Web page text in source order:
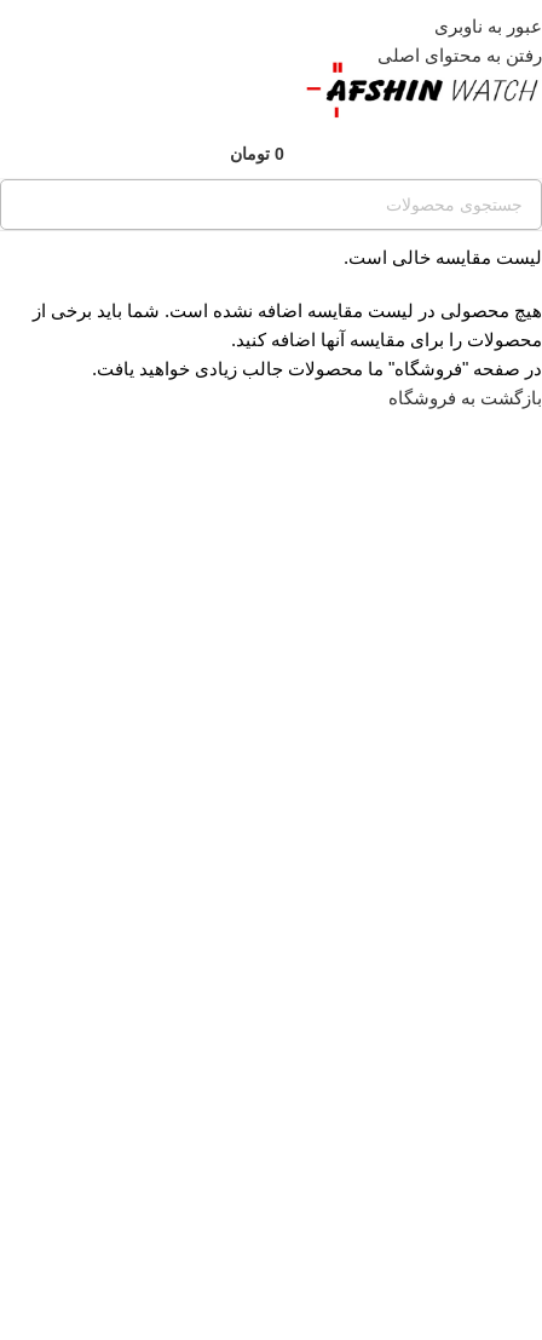
عبور به ناوبری
رفتن به محتوای اصلی
0 تومان
لیست مقایسه خالی است.
هیچ محصولی در لیست مقایسه اضافه نشده است. شما باید برخی از
محصولات را برای مقایسه آنها اضافه کنید.
در صفحه "فروشگاه" ما محصولات جالب زیادی خواهید یافت.
بازگشت به فروشگاه
قبل از ثبت سفارش ، موجودی محصول مورد نظر را از ما